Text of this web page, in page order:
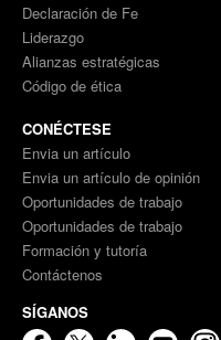
Declaración de Fe
Liderazgo
Alianzas estratégicas
Código de ética
CONÉCTESE
Envia un artículo
Envia un artículo de opinión
Oportunidades de trabajo
Oportunidades de trabajo
Formación y tutoría
Contáctenos
SÍGANOS